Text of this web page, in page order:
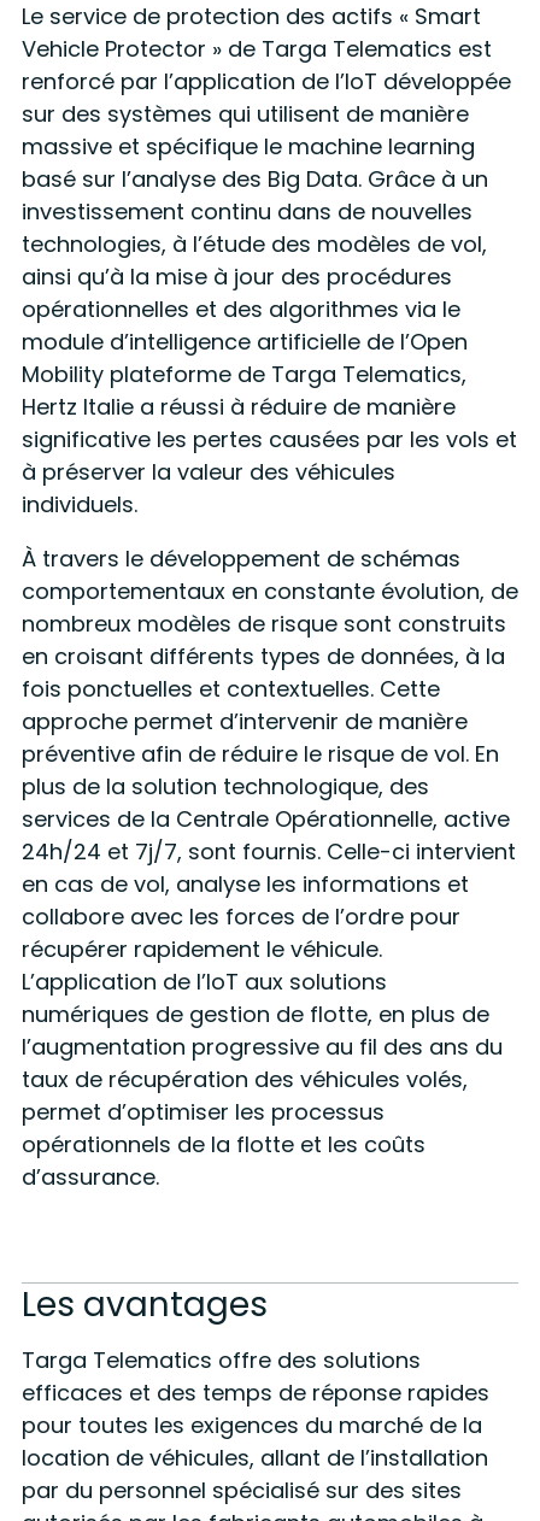
Le service de protection des actifs « Smart
Vehicle Protector » de Targa Telematics est
renforcé par l’application de l’IoT développée
sur des systèmes qui utilisent de manière
massive et spécifique le machine learning
basé sur l’analyse des Big Data. Grâce à un
investissement continu dans de nouvelles
technologies, à l’étude des modèles de vol,
ainsi qu’à la mise à jour des procédures
opérationnelles et des algorithmes via le
module d’intelligence artificiellede l’Open
Mobility plateforme de Targa Telematics,
Hertz Italie a réussi à réduire de manière
significative les pertes causées par les vols et
à préserver la valeur des véhicules
individuels.
À travers le développement de schémas
comportementauxen constante évolution, de
nombreux modèles de risque sont construits
en croisant différents types de données, à la
fois ponctuelles et contextuelles. Cette
approche permet d’intervenir de manière
préventive afin de réduire le risque de vol. En
plus de la solution technologique, des
services de la Centrale Opérationnelle, active
24h/24 et 7j/7, sont fournis. Celle-ci intervient
en cas de vol, analyse les informations et
collabore avec les forces de l’ordre pour
récupérer rapidement le véhicule.
L’application de l’IoT aux solutions
numériques de gestion de flotte, en plus de
l’augmentation progressive au fil des ans du
taux de récupération des véhicules volés,
permet d’optimiser les processus
opérationnels de la flotte et les coûts
d’assurance.
Les avantages
Targa Telematics offre des solutions
efficaces et des temps de réponse rapides
pour toutes les exigences du marché de la
location de véhicules, allant de l’installation
par du personnel spécialisé sur des sites